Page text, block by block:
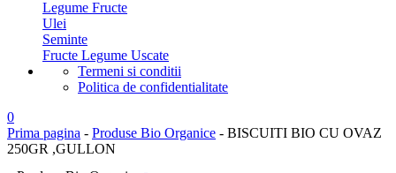
Legume Fructe
Ulei
Seminte
Fructe Legume Uscate
Termeni si conditii
Politica de confidentialitate
0
Prima pagina - Produse Bio Organice - BISCUITI BIO CU OVAZ
250GR ,GULLON